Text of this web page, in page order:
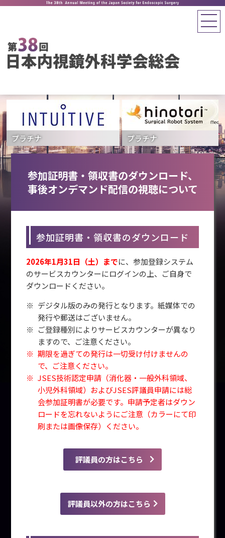
プラチナ プラチナ
参加証明書・領収書のダウンロード、
事後オンデマンド配信の視聴について
参加証明書・領収書のダウンロード
2026年1月31日（土）までに、参加登録システム
のサービスカウンターにログインの上、ご自身で
ダウンロードください。
デジタル版のみの発行となります。紙媒体での
発行や郵送はございません。
ご登録種別によりサービスカウンターが異なり
ますので、ご注意ください。
期限を過ぎての発行は一切受け付けませんの
で、ご注意ください。
JSES技術認定申請（消化器・一般外科領域、
小児外科領域）およびJSES評議員申請には総
会参加証明書が必要です。申請予定者はダウン
ロードを忘れないようにご注意（カラーにて印
刷または画像保存）ください。
評議員の方はこちら
評議員以外の方はこちら